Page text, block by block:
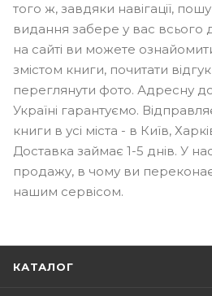
того ж, завдяки навігації,
видання забере у вас всього
на сайті ви можете
змістом книги, почитати
переглянути фото. Адресну
Україні гарантуємо.
книги в усі міста - в Київ,
Доставка займає 1-5 днів. У
продажу, в чому ви
нашим сервісом.
КАТАЛОГ